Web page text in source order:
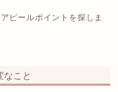
ピールポイントを探しま
なこと